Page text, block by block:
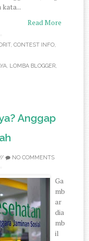
Read More
, CONTEST INFO,
, LOMBA BLOGGER,
Anggap
NO COMMENTS
Ga
mb
ar
dia
mb
il